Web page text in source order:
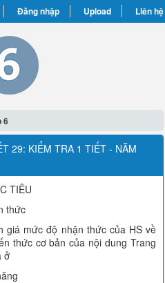
Đăng nhập Upload Liên hệ
6
29: KIỂM TRA 1 TIẾT - NĂM
TIÊU
thức
giá mức độ nhận thức của HS về
thức cơ bản của nội dung Trang
ở